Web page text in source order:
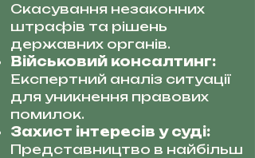
Скасування незаконних
штрафів та рішень
державних органів.
Військовий консалтинг:
Експертний аналіз ситуації
для уникнення правових
помилок.
Захист інтересів у суді:
Представництво в найбільш